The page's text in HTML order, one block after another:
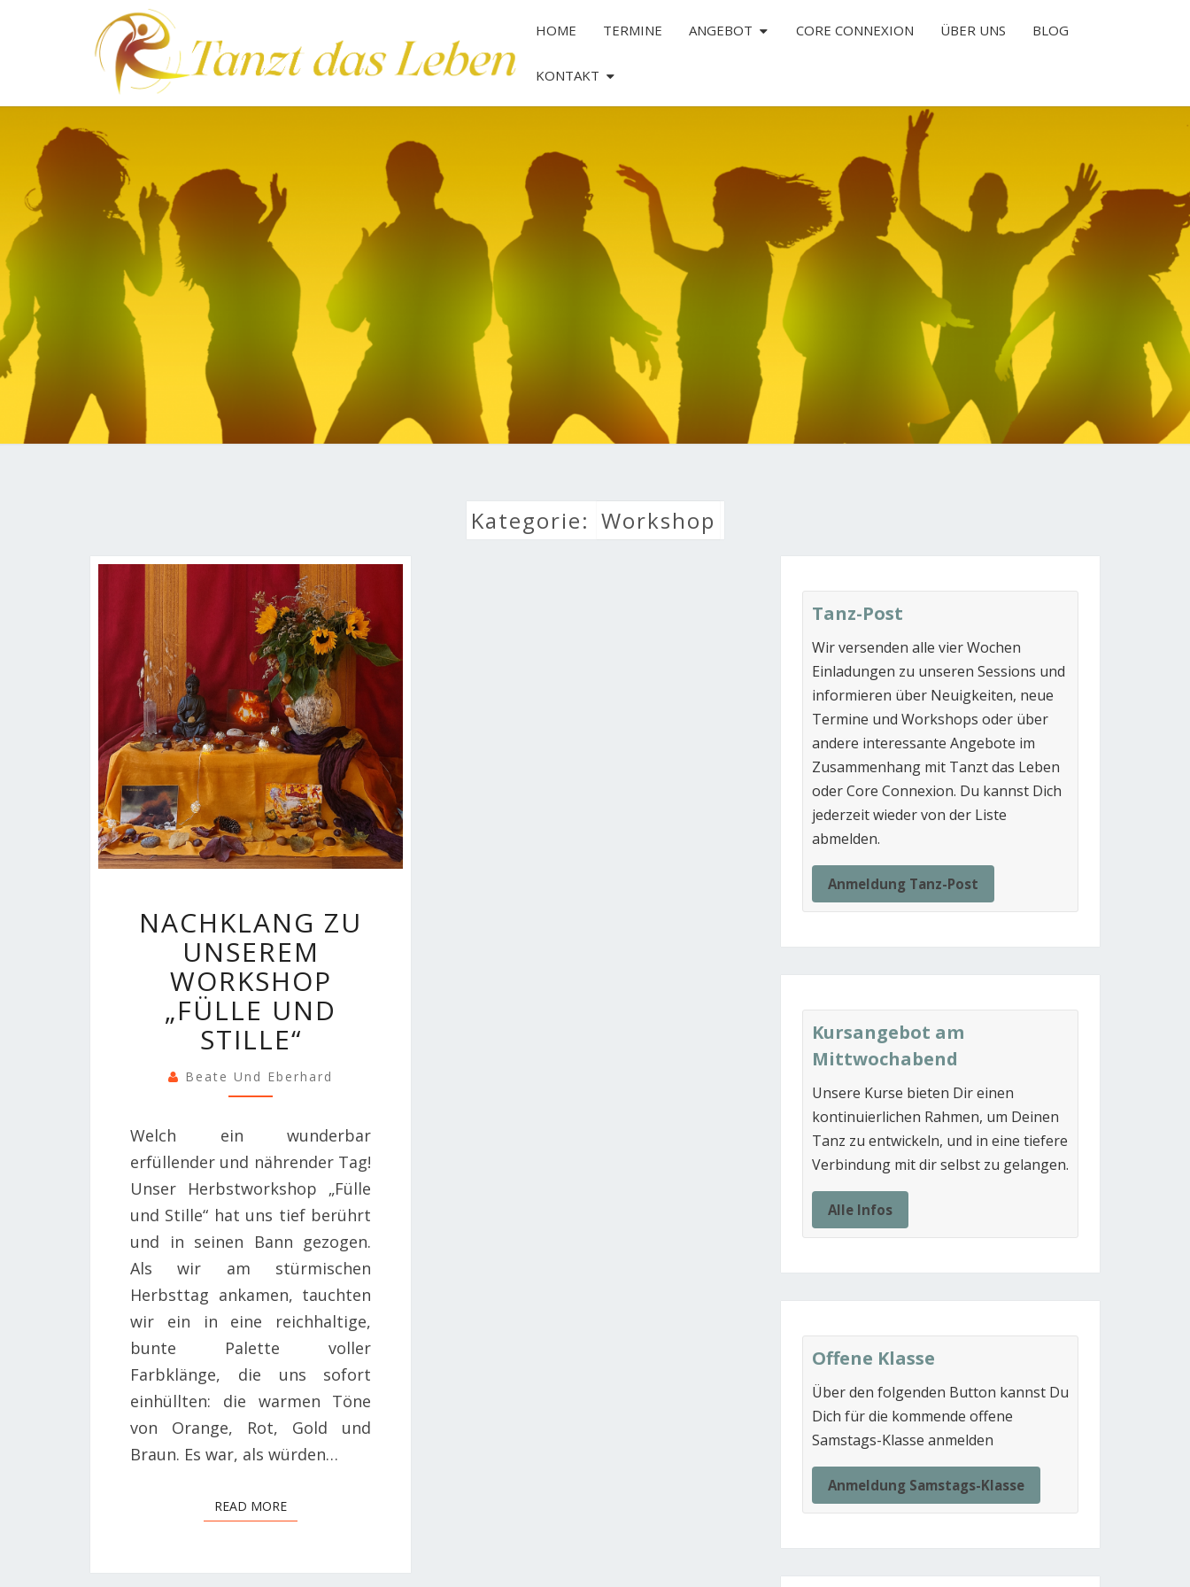
HOME TERMINE ANGEBOT CORE CONNEXION ÜBER UNS BLOG
KONTAKT
TANZT
DAS
LEBEN
Kategorie: Workshop
ZU
UNSEREM
WORKSHOP
„FÜLLE
UND
STILLE“
NACHKLANG ZU
UNSEREM
WORKSHOP
„FÜLLE UND
STILLE“
Beate Und Eberhard
Welch ein wunderbar
erfüllender und nährender Tag!
Unser Herbstworkshop „Fülle
und Stille“ hat uns tief berührt
und in seinen Bann gezogen.
Als wir am stürmischen
Herbsttag ankamen, tauchten
wir ein in eine reichhaltige,
bunte Palette voller
Farbklänge, die uns sofort
einhüllten: die warmen Töne
von Orange, Rot, Gold und
Braun. Es war, als würden…
READ MOREREAD MORE
Tanz-Post
Wir versenden alle vier Wochen
Einladungen zu unseren Sessions und
informieren über Neuigkeiten, neue
Termine und Workshops oder über
andere interessante Angebote im
Zusammenhang mit Tanzt das Leben
oder Core Connexion. Du kannst Dich
jederzeit wieder von der Liste
abmelden.
Anmeldung Tanz-Post
Kursangebot am
Mittwochabend
Unsere Kurse bieten Dir einen
kontinuierlichen Rahmen, um Deinen
Tanz zu entwickeln, und in eine tiefere
Verbindung mit dir selbst zu gelangen.
Alle Infos
Offene Klasse
Über den folgenden Button kannst Du
Dich für die kommende offene
Samstags-Klasse anmelden
Anmeldung Samstags-Klasse